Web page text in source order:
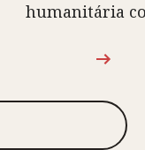
humanitária